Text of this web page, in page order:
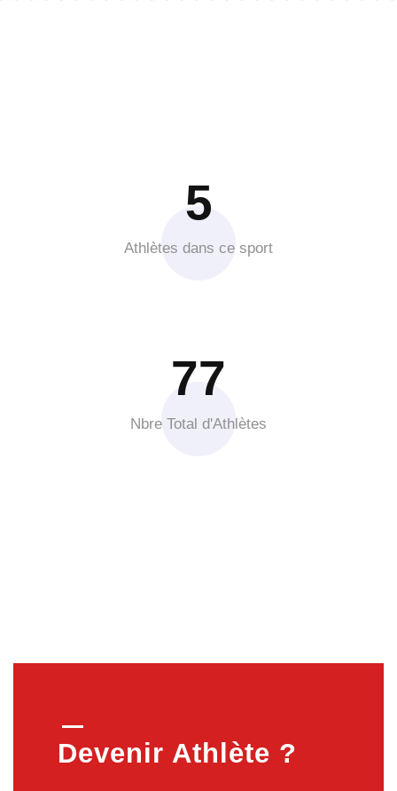
5
Athlètes dans ce sport
77
Nbre Total d'Athlètes
Devenir Athlète ?